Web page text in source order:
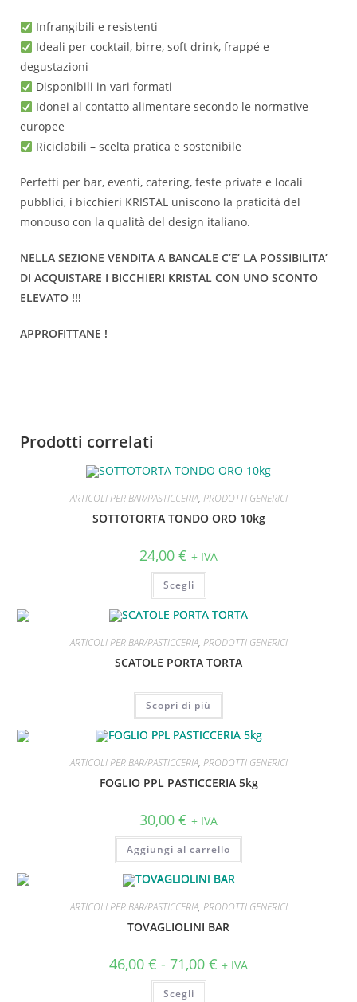
Infrangibili e resistenti
Ideali per cocktail, birre, soft drink, frappé e
degustazioni
Disponibili in vari formati
Idonei al contatto alimentare secondo le normative
europee
Riciclabili – scelta pratica e sostenibile
Perfetti per bar, eventi, catering, feste private e locali
pubblici, i bicchieri KRISTAL uniscono la praticità del
monouso con la qualità del design italiano.
NELLA SEZIONE VENDITA A BANCALE C’E’ LA POSSIBILITA’
DI ACQUISTARE I BICCHIERI KRISTAL CON UNO SCONTO
ELEVATO !!!
APPROFITTANE !
Prodotti correlati
ARTICOLI PER BAR/PASTICCERIA, PRODOTTI GENERICI
SOTTOTORTA TONDO ORO 10kg
24,00 € + IVA
Scegli
ESAURITOARTICOLI PER BAR/PASTICCERIA, PRODOTTI GENERICI
SCATOLE PORTA TORTA
Scopri di più
ARTICOLI PER BAR/PASTICCERIA, PRODOTTI GENERICI
FOGLIO PPL PASTICCERIA 5kg
30,00 € + IVA
Aggiungi al carrello
ARTICOLI PER BAR/PASTICCERIA, PRODOTTI GENERICI
TOVAGLIOLINI BAR
46,00 € - 71,00 € + IVA
Scegli